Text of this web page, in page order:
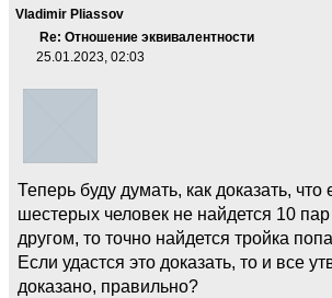
Vladimir Pliassov
Re: Отношение эквивалентности
25.01.2023, 02:03
Теперь буду думать, как доказать, что
шестерых человек не найдется 10
другом, то точно найдется тройка
Если удастся это доказать, то и все
доказано, правильно?